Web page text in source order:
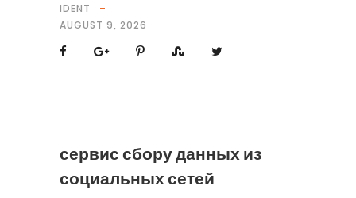
IDENT
AUGUST 9, 2026
сервис сбору данных из
социальных сетей